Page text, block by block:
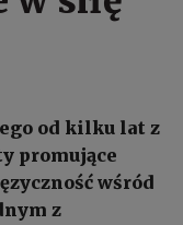
od kilku lat z
promujące
wśród
z